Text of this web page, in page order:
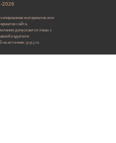
2026
материалов или
сайта,
допускается лишь с
на источник: p-p-j.ru